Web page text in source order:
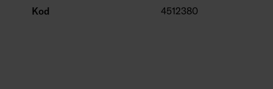
Fast LED 13 W/1000–2100 lm.
Kod 4512380